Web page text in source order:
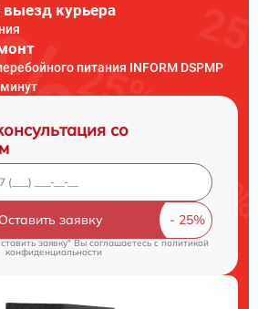
курьера
питания INFORM DSPMP
со
Оставить заявку
заявку" Вы соглашаетесь cполитикой
конфиденциальности